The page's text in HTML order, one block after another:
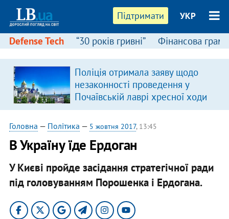
Підтримати УКР
Defense Tech “30 років гривні” Фінансова
Поліція отримала заяву щодо
незаконності проведення у
Почаївській лаврі хресної ходи
Головна — Політика — 5 жовтня 2017, 13:45
В Україну їде Ердоган
У Києві пройде засідання стратегічної ради
під головуванням Порошенка і Ердогана.